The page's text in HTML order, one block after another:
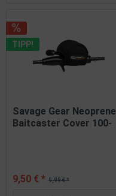
TIPP!
Savage Gear Neoprene
Baitcaster Cover 100-
9,99 € *
9,50 € *